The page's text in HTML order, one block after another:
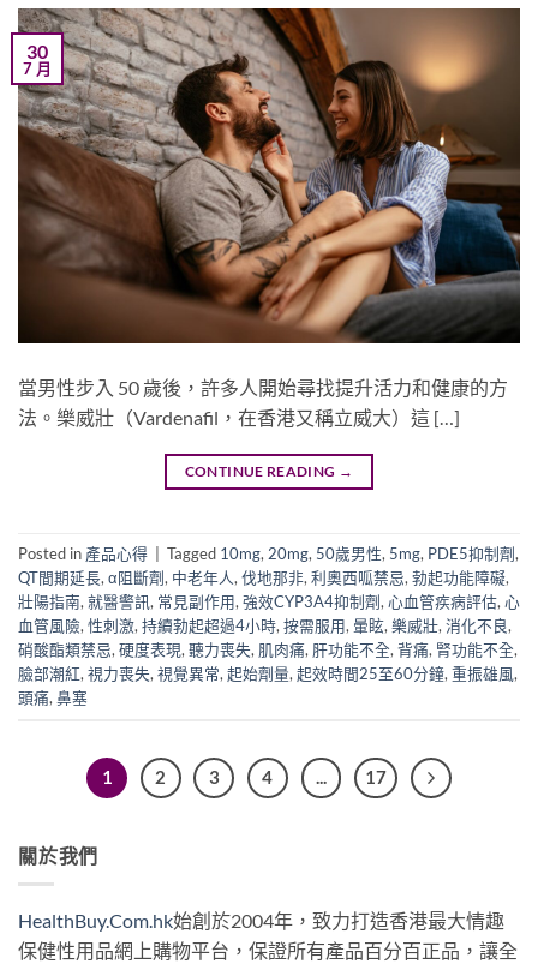
30
7 月
當男性步入 50 歲後，許多人開始尋找提升活力和健康的方
法。樂威壯（Vardenafil，在香港又稱立威大）這 […]
CONTINUE READING →
Posted in 產品心得 Tagged 10mg,20mg, 50歲男性, 5mg, PDE5抑制劑,
QT間期延長,α阻斷劑, 中老年人,伐地那非,利奧西呱禁忌,勃起功能障礙,
壯陽指南,就醫警訊, 常見副作用,強效CYP3A4抑制劑,心血管疾病評估,心
血管風險,性刺激,持續勃起超過4小時,按需服用, 暈眩,樂威壯,消化不良,
硝酸酯類禁忌,硬度表現,聽力喪失, 肌肉痛, 肝功能不全,背痛, 腎功能不全,
臉部潮紅,視力喪失,視覺異常,起始劑量,起效時間25至60分鐘,重振雄風,
頭痛,鼻塞
1 2 3 4 ... 17
關於我們
HealthBuy.Com.hk始創於2004年，致力打造香港最大情趣
保健性用品網上購物平台，保證所有產品百分百正品，讓全